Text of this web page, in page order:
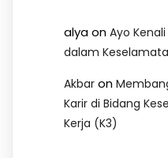
alyaon Ayo
dalam
Akbar on
Karir di Bidang
Kerja (K3)